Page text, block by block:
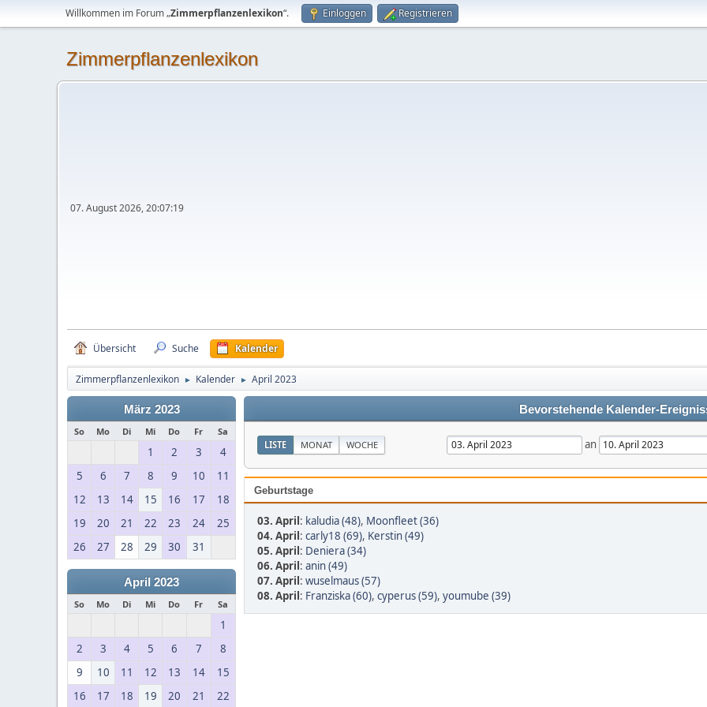
Willkommen im Forum „Zimmerpflanzenlexikon“. Einloggen Registrieren
Zimmerpflanzenlexikon
07. August 2026, 20:07:19
Übersicht Suche Kalender
Zimmerpflanzenlexikon ► Kalender ► April 2023
März 2023
So Mo Di Mi Do Fr Sa
1 2 3
4
5
6 7 8 9 10
11
12
13 14 15 16 17
18
19
20 21 22 23 24
25
26
27 28 29 30 31
April 2023
So Mo Di Mi Do Fr Sa
1
2
3 4 5 6 7
8
9
10 11 12 13 14
15
16
17 18 19 20 21 22
Bevorstehende Kalender-
LISTE MONAT WOCHE an
Geburtstage
03. April: kaludia (48), Moonfleet (36)
04. April: carly18 (69), Kerstin (49)
05. April: Deniera (34)
06. April: anin (49)
07. April: wuselmaus (57)
08. April: Franziska (60), cyperus (59), youmube (39)